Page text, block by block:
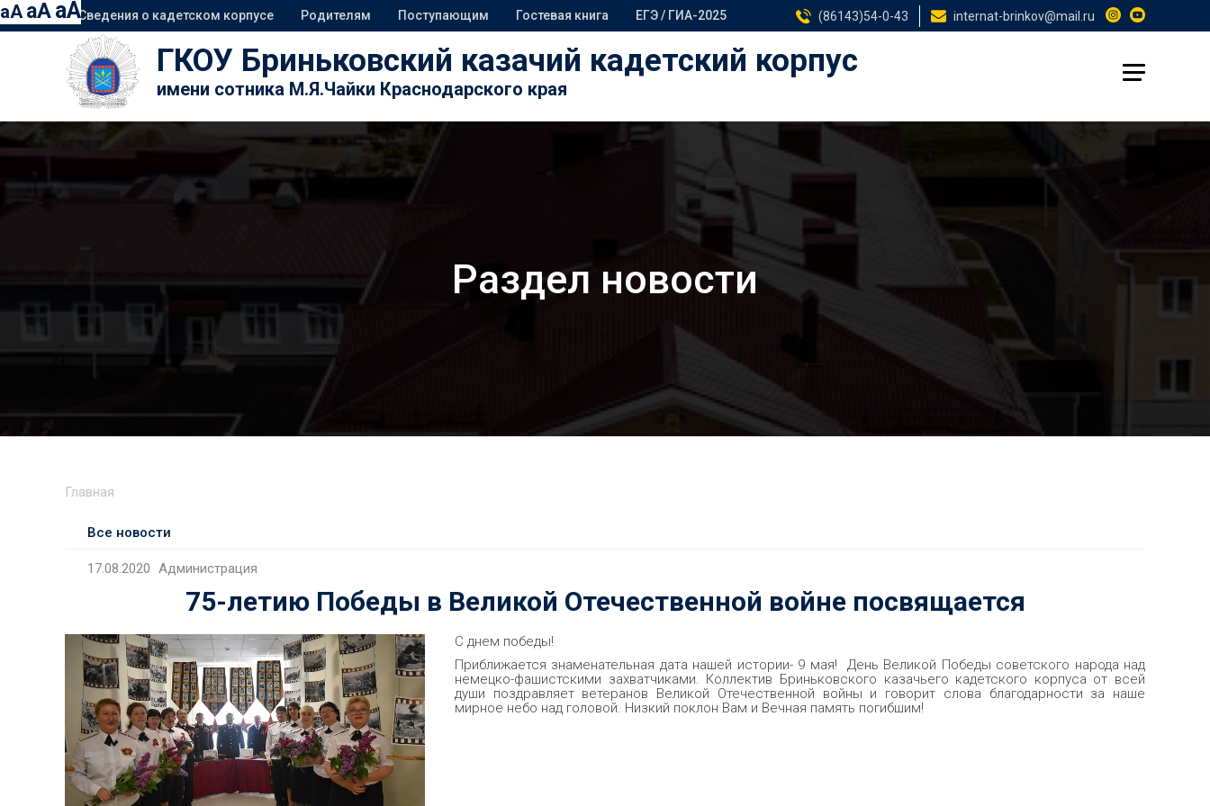
aA aAaAСведения о кадетском корпусе Родителям Поступающим Гостевая книга ЕГЭ / ГИА-2025 (86143)54-0-43 internat-brinkov@mail.ru
ГКОУ Бриньковский казачий кадетский корпус
имени сотника М.Я.Чайки Краснодарского края
Раздел новости
Главная
Все новости
17.08.2020 Администрация
75-летию Победы в Великой Отечественной войне посвящается
С днем победы!
Приближается знаменательная дата нашей истории- 9 мая! День Великой Победы советского народа над
немецко-фашистскими захватчиками. Коллектив Бриньковского казачьего кадетского корпуса от всей
души поздравляет ветеранов Великой Отечественной войны и говорит слова благодарности за наше
мирное небо над головой. Низкий поклон Вам и Вечная память погибшим!